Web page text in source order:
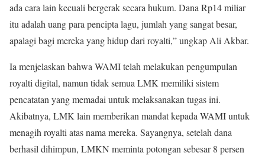
ada cara lain kecuali bergerak secara hukum. Dana Rp14 miliar
itu adalah uang para pencipta lagu, jumlah yang sangat besar,
apalagi bagi mereka yang hidup dari royalti,” ungkap Ali Akbar.
Ia menjelaskan bahwa WAMI telah melakukan pengumpulan
royalti digital, namun tidak semua LMK memiliki sistem
pencatatan yang memadai untuk melaksanakan tugas ini.
Akibatnya, LMK lain memberikan mandat kepada WAMI untuk
menagih royalti atas nama mereka. Sayangnya, setelah dana
berhasil dihimpun, LMKN meminta potongan sebesar 8 persen